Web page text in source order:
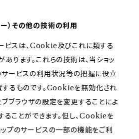
）その他の技術の利用
ービスは、Cookie及びこれに類する
ります。これらの技術は、当ショッ
サービスの利用状況等の把握に役立
するものです。Cookieを無効化され
ブラウザの設定を変更することによ
ことができます。但し、Cookieを
ップのサービスの一部の機能をご利